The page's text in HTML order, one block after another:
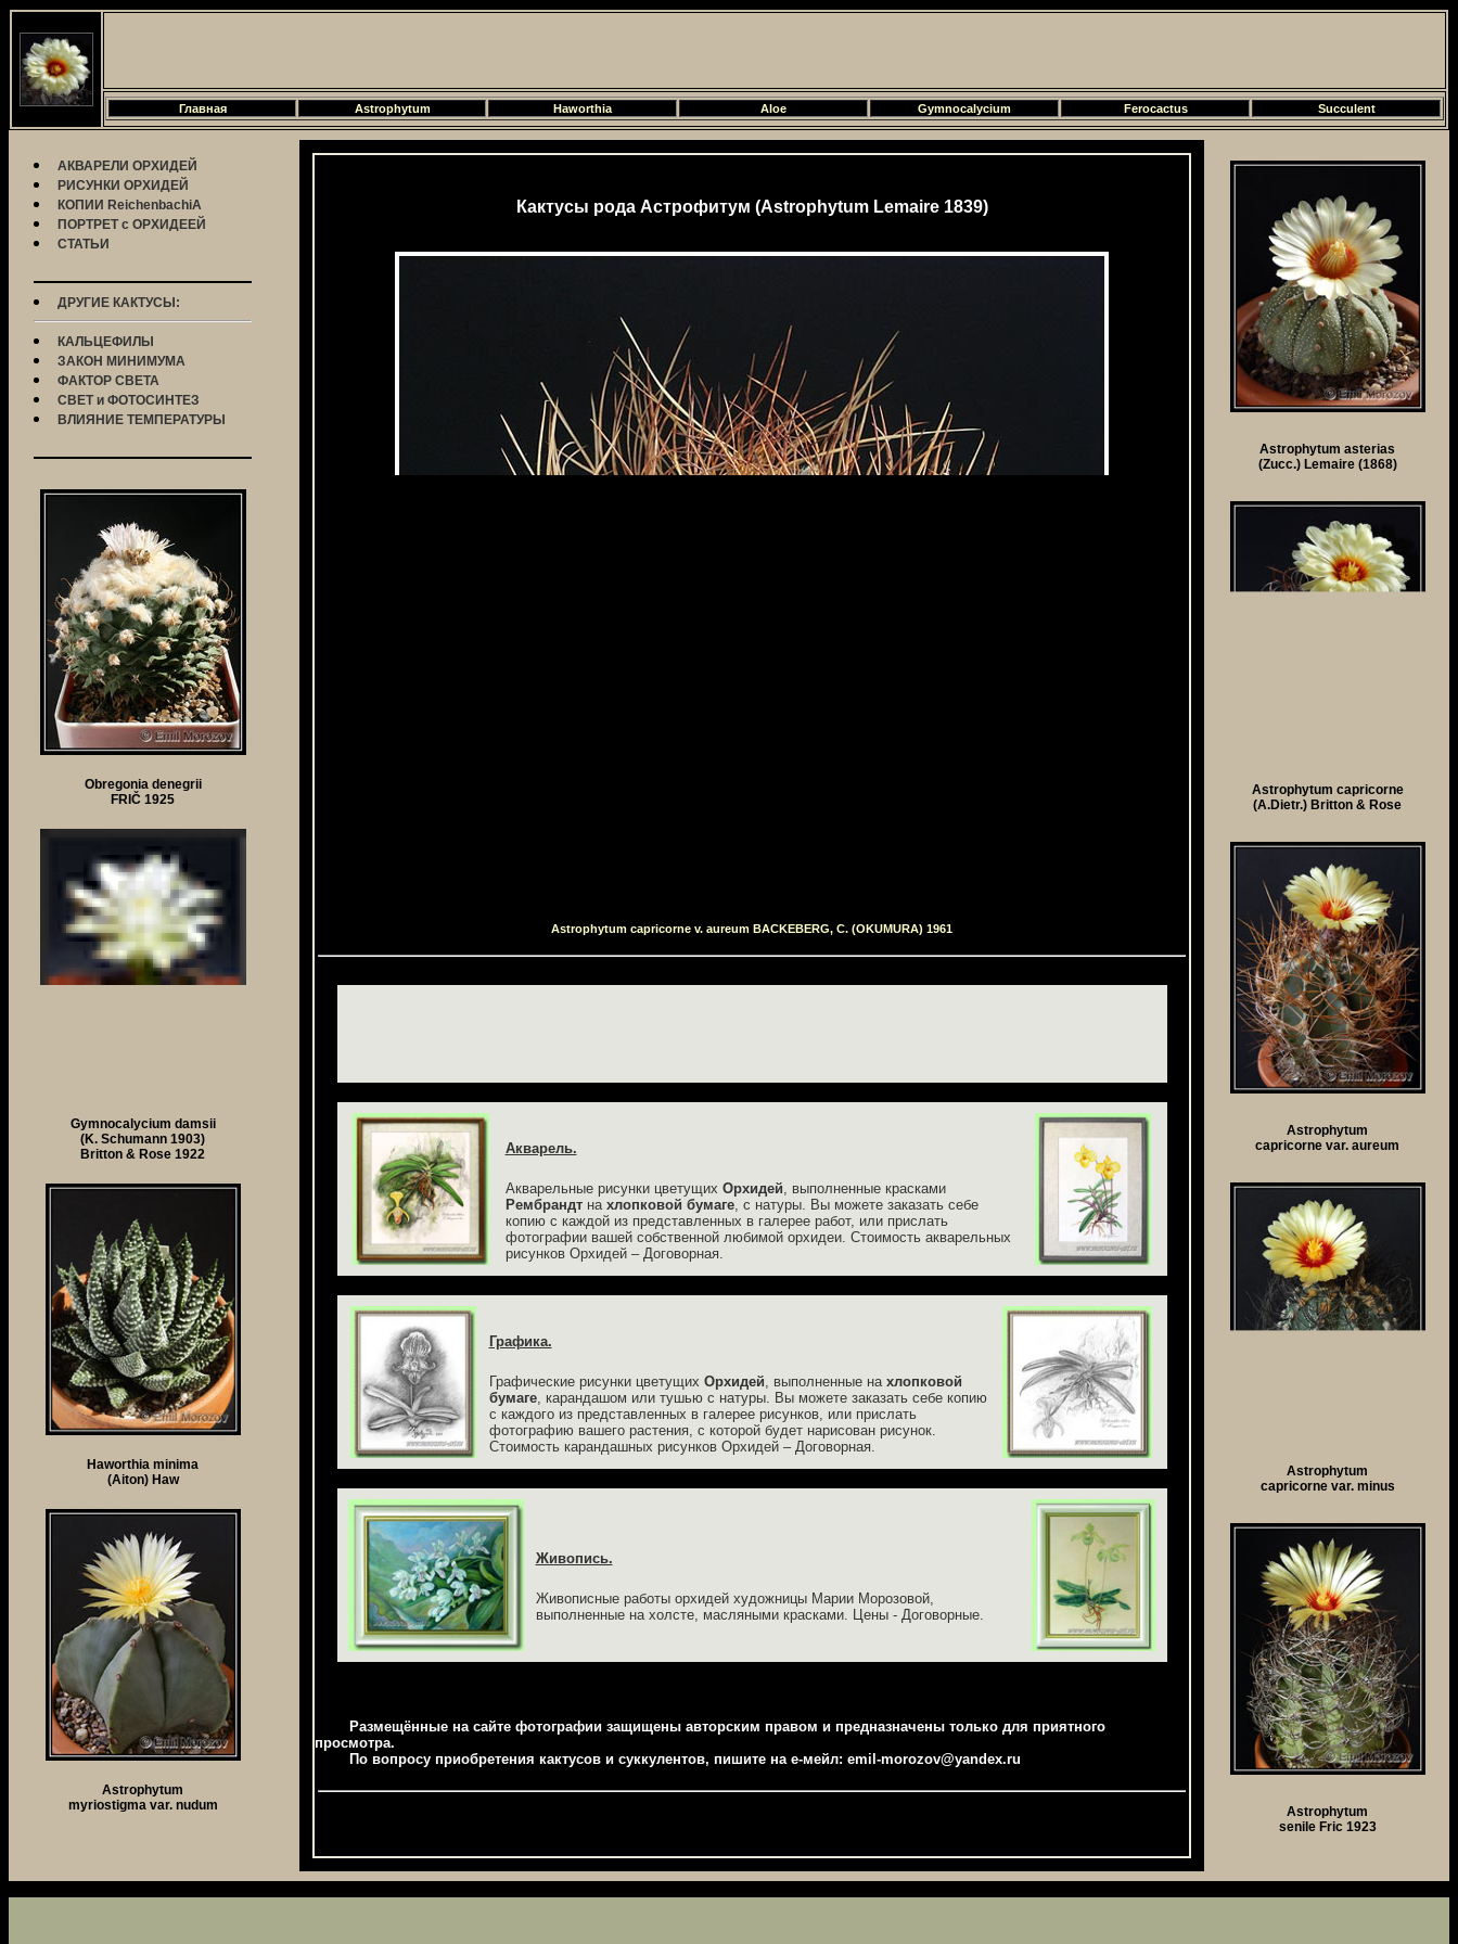
Главная Astrophytum Haworthia Aloe Gymnocalycium Ferocactus Succulent
АКВАРЕЛИ ОРХИДЕЙ
РИСУНКИ ОРХИДЕЙ
КОПИИ ReichenbachiA
ПОРТРЕТ с ОРХИДЕЕЙ
СТАТЬИ
ДРУГИЕ КАКТУСЫ:
КАЛЬЦЕФИЛЫ
ЗАКОН МИНИМУМА
ФАКТОР СВЕТА
СВЕТ и ФОТОСИНТЕЗ
ВЛИЯНИЕ ТЕМПЕРАТУРЫ
Obregonia denegrii
FRIČ 1925
Gymnocalycium damsii
(K. Schumann 1903)
Britton & Rose 1922
Haworthia minima
(Aiton) Haw
Astrophytum
myriostigma var. nudum
Кактусы рода Астрофитум (Astrophytum Lemaire 1839)
Astrophytum capricorne v. aureum BACKEBERG, C. (OKUMURA) 1961
Акварель.
Акварельные рисунки цветущих Орхидей , выполненные красками
Рембрандтна хлопковой бумаге, с натуры. Вы можете заказать себе
копию с каждой из представленных в галерее работ, или прислать
фотографии вашей собственной любимой орхидеи. Стоимость акварельных
рисунков Орхидей – Договорная.
Графика.
Графические рисунки цветущих Орхидей , выполненные на хлопковой
бумаге, карандашом или тушью с натуры. Вы можете заказать себе копию
с каждого из представленных в галерее рисунков, или прислать
фотографию вашего растения, с которой будет нарисован рисунок.
Стоимость карандашных рисунков Орхидей – Договорная.
Живопись.
Живописные работы орхидей художницы Марии Морозовой,
выполненные на холсте, масляными красками. Цены - Договорные.
Размещённые на сайте фотографии защищены авторским правом и предназначены только для приятного
просмотра.
По вопросу приобретения кактусов и суккулентов, пишите на e-мейл: emil-morozov@yandex.ru
Astrophytum asterias
(Zucc.) Lemaire (1868)
Astrophytum capricorne
(A.Dietr.) Britton & Rose
Astrophytum
capricorne var. aureum
Astrophytum
capricorne var. minus
Astrophytum
senile Fric 1923